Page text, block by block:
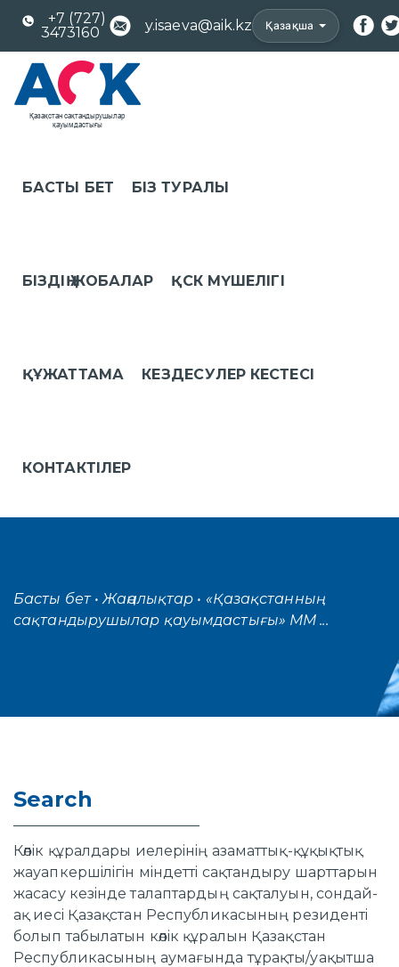
+7 (727)
3473160
y.isaeva@aik.kz Қазақша
БАСТЫ БЕТ БІЗ ТУРАЛЫ
БІЗДІҢ ЖОБАЛАР ҚСК МҮШЕЛІГІ
ҚҰЖАТТАМА КЕЗДЕСУЛЕР КЕСТЕСІ
КОНТАКТІЛЕР
Басты бет • Жаңалықтар • «Қазақстанның
сақтандырушылар қауымдастығы» ММ ...
Search
Көлiк құралдары иелерiнiң азаматтық-құқықтық
жауапкершiлiгiн мiндеттi сақтандыру шарттарын
жасасу кезiнде талаптардың сақталуын, сондай-
ақ иесi Қазақстан Республикасының резидентi
болып табылатын көлiк құралын Қазақстан
Республикасының аумағында тұрақты/уақытша